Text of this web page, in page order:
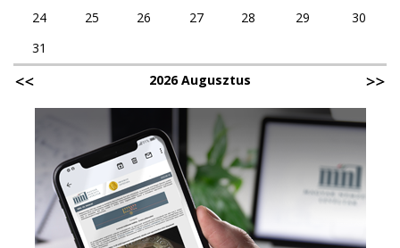
24
25 26 27 28 29
30
31
2026 Augusztus